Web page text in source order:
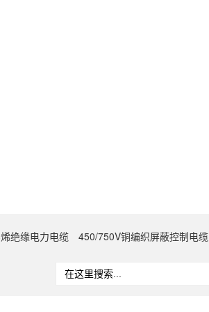
绝缘电力电缆 450/750V铜编织屏蔽控制电缆